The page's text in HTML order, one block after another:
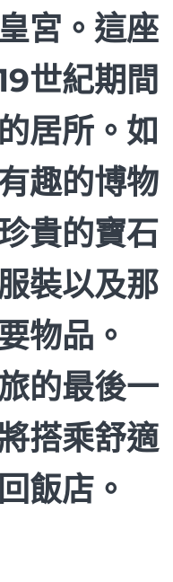
宮。這座
世紀期間
居所。如
趣的博物
貴的寶石
裝以及那
物品。
的最後一
搭乘舒適
飯店。